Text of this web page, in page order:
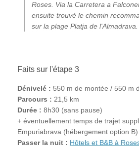
Roses. Via la Carretera a
ensuite trouvé le chemin
sur la plage Platja de l'Almadrava.
Faits sur l'étape 3
Dénivelé : 550 m de montée / 550 m
Parcours : 21,5 km
Durée : 8h30 (sans pause)
+ éventuellement temps de trajet
Empuriabrava (hébergement option B)
Passer la nuit : Hôtels et B&B à